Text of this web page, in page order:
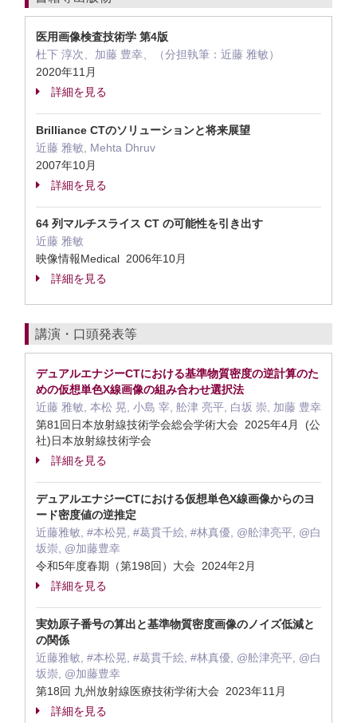
医用画像検査技術学 第4版
杜下 淳次、加藤 豊幸、（分担執筆：近藤 雅敏）
2020年11月
詳細を見る
Brilliance CTのソリューションと将来展望
近藤 雅敏, Mehta Dhruv
2007年10月
詳細を見る
64 列マルチスライス CT の可能性を引き出す
近藤 雅敏
映像情報Medical 2006年10月
詳細を見る
講演・口頭発表等
デュアルエナジーCTにおける基準物質密度の逆計算のた
めの仮想単色X線画像の組み合わせ選択法
近藤 雅敏, 本松 晃, 小島 宰, 舩津 亮平, 白坂 崇, 加藤 豊幸
第81回日本放射線技術学会総会学術大会 2025年4月 (公
社)日本放射線技術学会
詳細を見る
デュアルエナジーCTにおける仮想単色X線画像からのヨ
ード密度値の逆推定
近藤雅敏, #本松晃, #葛貫千絵, #林真優, @舩津亮平, @白
坂崇, @加藤豊幸
令和5年度春期（第198回）大会 2024年2月
詳細を見る
実効原子番号の算出と基準物質密度画像のノイズ低減と
の関係
近藤雅敏, #本松晃, #葛貫千絵, #林真優, @舩津亮平, @白
坂崇, @加藤豊幸
第18回 九州放射線医療技術学術大会 2023年11月
詳細を見る